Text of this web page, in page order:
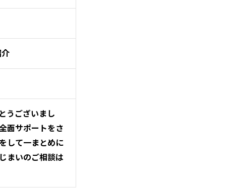
うございまし
面サポートをさ
して一まとめに
まいのご相談は